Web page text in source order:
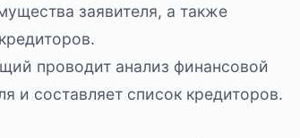
заявителя, а также
проводит анализ финансовой
и составляет список кредиторов.